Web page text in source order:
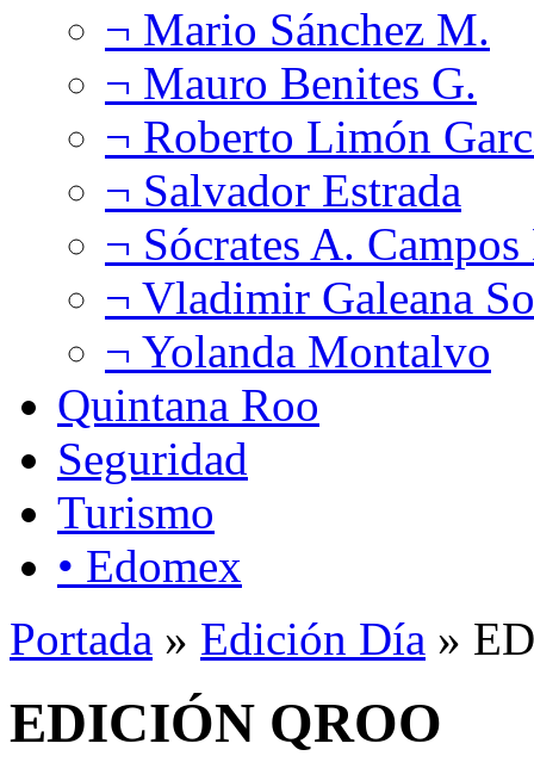
¬ Mario Sánchez M.
¬ Mauro Benites G.
¬ Roberto Limón
¬ Salvador Estrada
¬ Sócrates A.
¬ Vladimir Galeana
¬ Yolanda Montalvo
Quintana Roo
Seguridad
Turismo
• Edomex
Portada » Edición Día »
EDICIÓN QROO